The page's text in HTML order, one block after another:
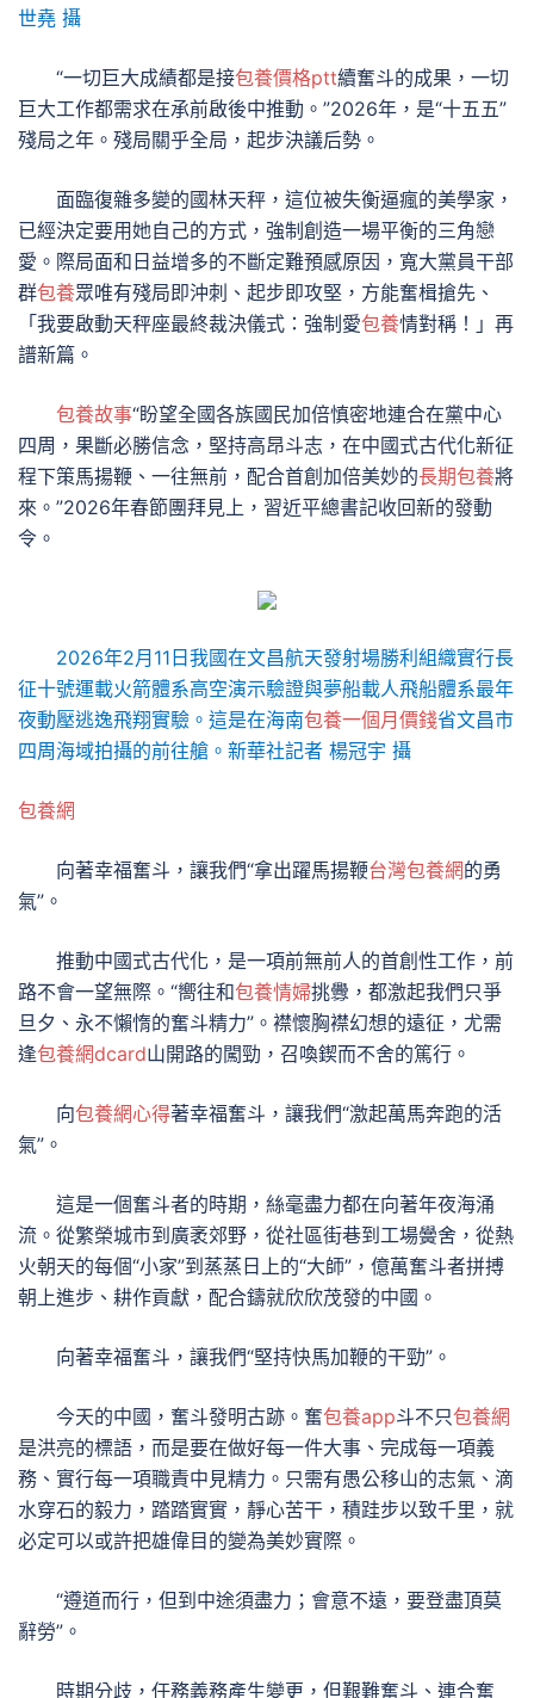
世堯 攝
“一切巨大成績都是接包養價格ptt續奮斗的成果，一切
巨大工作都需求在承前啟後中推動。”2026年，是“十五五”
殘局之年。殘局關乎全局，起步決議后勢。
面臨復雜多變的國林天秤，這位被失衡逼瘋的美學家，
已經決定要用她自己的方式，強制創造一場平衡的三角戀
愛。際局面和日益增多的不斷定難預感原因，寬大黨員干部
群包養眾唯有殘局即沖刺、起步即攻堅，方能奮楫搶先、
「我要啟動天秤座最終裁決儀式：強制愛包養情對稱！」再
譜新篇。
包養故事“盼望全國各族國民加倍慎密地連合在黨中心
四周，果斷必勝信念，堅持高昂斗志，在中國式古代化新征
程下策馬揚鞭、一往無前，配合首創加倍美妙的長期包養將
來。”2026年春節團拜見上，習近平總書記收回新的發動
令。
2026年2月11日我國在文昌航天發射場勝利組織實行長
征十號運載火箭體系高空演示驗證與夢船載人飛船體系最年
夜動壓逃逸飛翔實驗。這是在海南包養一個月價錢省文昌市
四周海域拍攝的前往艙。新華社記者 楊冠宇 攝
包養網
向著幸福奮斗，讓我們“拿出躍馬揚鞭台灣包養網的勇
氣”。
推動中國式古代化，是一項前無前人的首創性工作，前
路不會一望無際。“嚮往和包養情婦挑釁，都激起我們只爭
旦夕、永不懶惰的奮斗精力”。襟懷胸襟幻想的遠征，尤需
逢包養網dcard山開路的闖勁，召喚鍥而不舍的篤行。
向包養網心得著幸福奮斗，讓我們“激起萬馬奔跑的活
氣”。
這是一個奮斗者的時期，絲毫盡力都在向著年夜海涌
流。從繁榮城市到廣袤郊野，從社區街巷到工場黌舍，從熱
火朝天的每個“小家”到蒸蒸日上的“大師”，億萬奮斗者拼搏
朝上進步、耕作貢獻，配合鑄就欣欣茂發的中國。
向著幸福奮斗，讓我們“堅持快馬加鞭的干勁”。
今天的中國，奮斗發明古跡。奮包養app斗不只包養網
是洪亮的標語，而是要在做好每一件大事、完成每一項義
務、實行每一項職責中見精力。只需有愚公移山的志氣、滴
水穿石的毅力，踏踏實實，靜心苦干，積跬步以致千里，就
必定可以或許把雄偉目的變為美妙實際。
“遵道而行，但到中途須盡力；會意不遠，要登盡頂莫
辭勞”。
時期分歧，任務義務產生變更，但艱難奮斗、連合奮